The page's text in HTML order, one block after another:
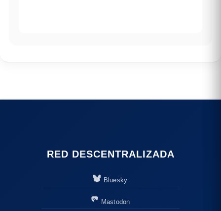
RED DESCENTRALIZADA
Bluesky
Mastodon